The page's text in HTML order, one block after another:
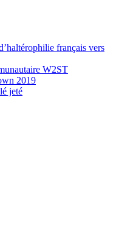
français vers
W2ST
2019
jeté